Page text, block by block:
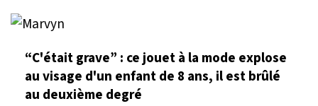
“C'était grave” : ce jouet à la mode explose
au visage d'un enfant de 8 ans, il est brûlé
au deuxième degré